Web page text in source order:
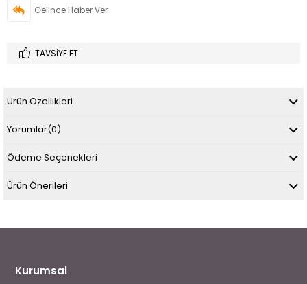
Gelince Haber Ver
TAVSIYE ET
Ürün Özellikleri
Yorumlar(0)
Ödeme Seçenekleri
Ürün Önerileri
Kurumsal